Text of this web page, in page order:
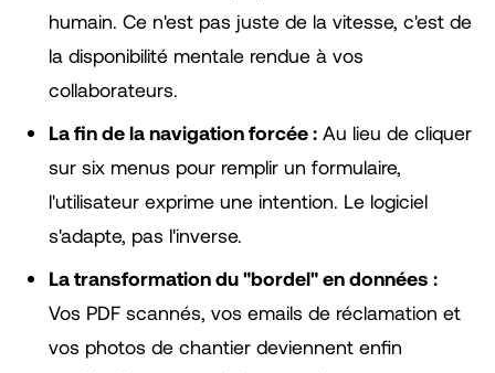
humain. Ce n'est pas juste de la vitesse, c'est de
la disponibilité mentale rendue à vos
collaborateurs.
La fin de la navigation forcée : Au lieu de cliquer
sur six menus pour remplir un formulaire,
l'utilisateur exprime une intention. Le logiciel
s'adapte, pas l'inverse.
La transformation du "bordel" en données :
Vos PDF scannés, vos emails de réclamation et
vos photos de chantier deviennent enfin